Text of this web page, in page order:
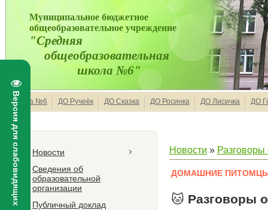
Версия для слабовидящих
Муниципальное бюджетное
общеобразовательное учреждение
"Средняя
общеобразовательная
школа №6"
Школа №6 ДО Ручеёк ДО Сказка ДО Росинка ДО Лисичка ДО
Новости
Сведения об
образовательной
организации
Публичный доклад
Новости »
ДОМАШНИЕ
🐱 Разговоры